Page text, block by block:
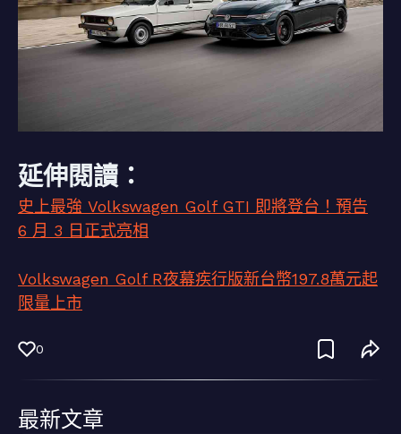
延伸閱讀：
史上最強 Volkswagen Golf GTI 即將登台！預告
6 月 3 日正式亮相
Volkswagen Golf R夜幕疾行版新台幣197.8萬元起
限量上市
0
最新文章